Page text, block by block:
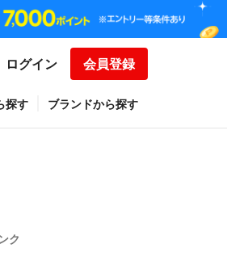
ログイン 会員登録
探す ブランドから探す
ク